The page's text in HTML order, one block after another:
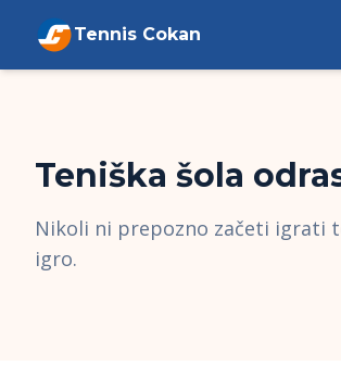
Tennis Cokan
Teniška šola
Nikoli ni prepozno začeti igrati
igro.